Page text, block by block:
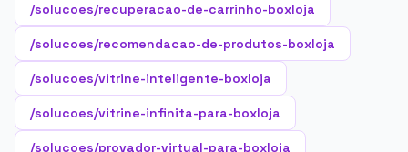
/solucoes/recuperacao-de-carrinho-boxloja
/solucoes/recomendacao-de-produtos-boxloja
/solucoes/vitrine-inteligente-boxloja
/solucoes/vitrine-infinita-para-boxloja
/solucoes/provador-virtual-para-boxloja